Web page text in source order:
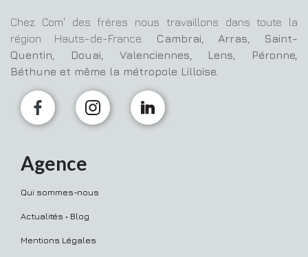
Chez Com' des frères nous travaillons dans toute la
région Hauts-de-France. Cambrai, Arras, Saint-
Quentin, Douai, Valenciennes, Lens, Péronne,
Béthune et même la métropole Lilloise.
Agence
Qui sommes-nous
Actualités • Blog
Mentions Légales